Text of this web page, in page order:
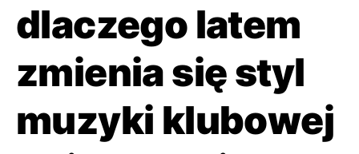
dlaczego latem
zmienia się styl
muzyki klubowej